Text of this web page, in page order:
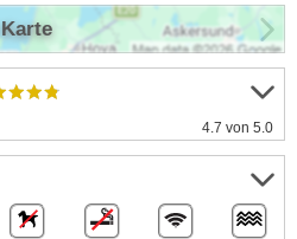
4.7 von 5.0
Karte